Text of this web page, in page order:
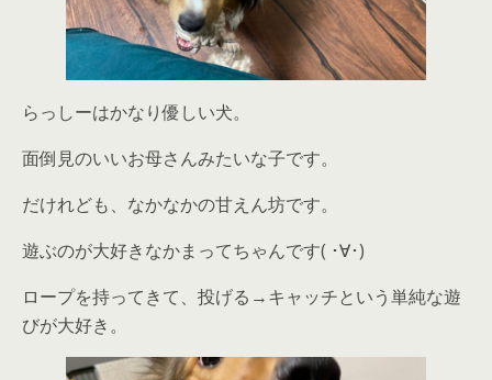
らっしーはかなり優しい犬。
面倒見のいいお母さんみたいな子です。
だけれども、なかなかの甘えん坊です。
遊ぶのが大好きなかまってちゃんです( ･∀･)
ロープを持ってきて、投げる→キャッチという単純な遊
びが大好き。